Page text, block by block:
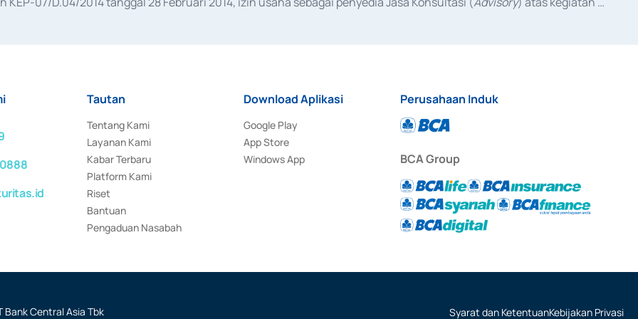
Tautan
Tentang Kami
Layanan Kami
Kabar Terbaru
Platform Kami
Riset
Bantuan
Pengaduan Nasabah
Download Aplikasi
Google Play
App Store
Windows App
Perusahaan Induk
BCA Group
Bank Central Asia Tbk
Syarat dan KetentuanKebijakan Privasi